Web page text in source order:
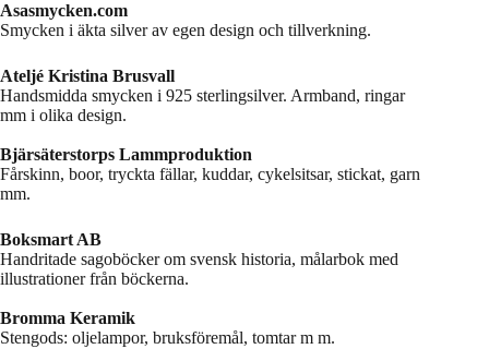
Asasmycken.com
Smycken i äkta silver av egen design och tillverkning.
Ateljé Kristina Brusvall
Handsmidda smycken i 925 sterlingsilver. Armband, ringar
mm i olika design.
Bjärsäterstorps Lammproduktion
Fårskinn, boor, tryckta fällar, kuddar, cykelsitsar, stickat, garn
mm.
Boksmart AB
Handritade sagoböcker om svensk historia, målarbok med
illustrationer från böckerna.
Bromma Keramik
Stengods: oljelampor, bruksföremål, tomtar m m.